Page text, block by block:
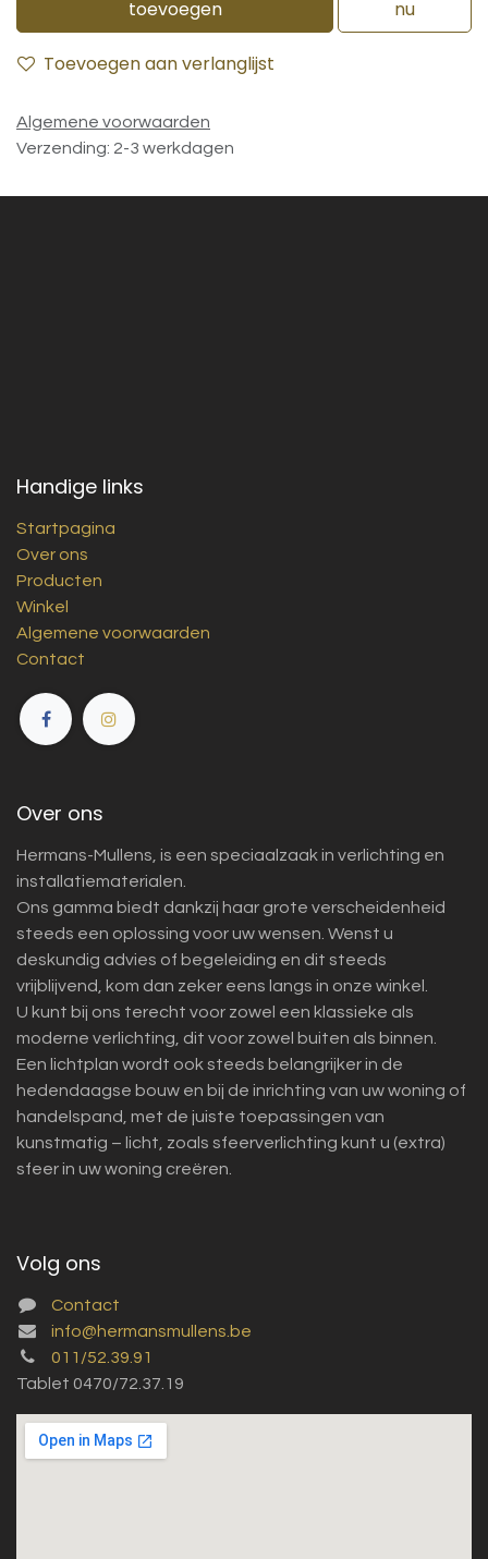
toevoegen
nu
Toevoegen aan verlanglijst
Algemene voorwaarden
Verzending: 2-3 werkdagen
Handige links
Startpagina
Over ons
Producten
Winkel
Algemene voorwaarden
Contact
Over ons
Hermans-Mullens, is een speciaalzaak in verlichting en
installatiematerialen.
Ons gamma biedt dankzij haar grote verscheidenheid
steeds een oplossing voor uw wensen. Wenst u
deskundig advies of begeleiding en dit steeds
vrijblijvend, kom dan zeker eens langs in onze winkel.
U kunt bij ons terecht voor zowel een klassieke als
moderne verlichting, dit voor zowel buiten als binnen.
Een lichtplan wordt ook steeds belangrijker in de
hedendaagse bouw en bij de inrichting van uw woning of
handelspand, met de juiste toepassingen van
kunstmatig – licht, zoals sfeerverlichting kunt u (extra)
sfeer in uw woning creëren.
Volg ons
Contact
info@hermansmullens.be
011/52.39.91
Tablet 0470/72.37.19